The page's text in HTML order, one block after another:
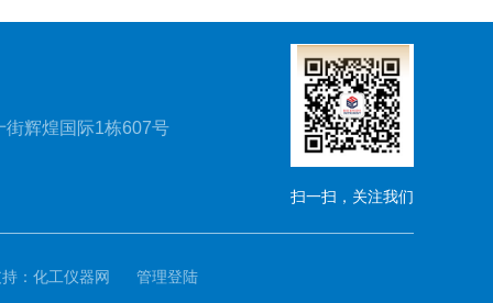
街辉煌国际1栋607号
扫一扫，关注我们
： 化工仪器网 管理登陆